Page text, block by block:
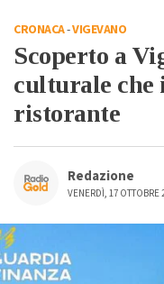
CRONACA-VIGEVANO
Scoperto a
culturale che
ristorante
Redazione
VENERDÌ, 17 OTTOBRE